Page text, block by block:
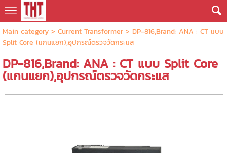
Main category> Current Transformer> DP-816,Brand: ANA : CT แบบ
Split Core (แกนแยก),อุปกรณ์ตรวจวัดกระแส
DP-816,Brand: ANA : CT แบบ Split Core
(แกนแยก),อุปกรณ์ตรวจวัดกระแส